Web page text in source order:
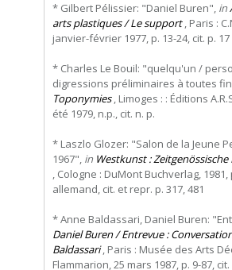
* Gilbert Pélissier: "Daniel Buren", in
arts plastiques / Le support, Paris :
janvier-février 1977, p. 13-24, cit. p. 17
* Charles Le Bouil: "quelqu'un /
digressions préliminaires à toutes
Toponymies, Limoges : : Éditions
été 1979, n.p., cit. n. p.
* Laszlo Glozer: "Salon de la Jeune
1967", in Westkunst : Zeitgenössische
, Cologne : DuMont Buchverlag, 1981,
allemand, cit. et repr. p. 317, 481
* Anne Baldassari, Daniel Buren:
Daniel Buren / Entrevue :
Baldassari, Paris : Musée des Arts
Flammarion, 25 mars 1987, p. 9-87, cit.